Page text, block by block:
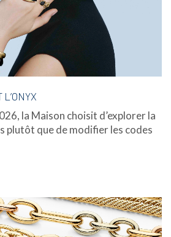
la Maison choisit d’explorer la
plutôt que de modifier les codes